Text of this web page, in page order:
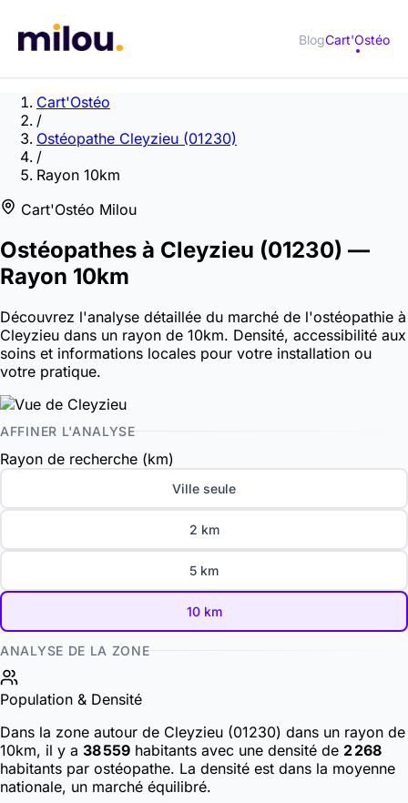
BlogCart'Ostéo
Cart'Ostéo
/
Ostéopathe Cleyzieu (01230)
/
Rayon 10km
Cart'Ostéo Milou
Ostéopathes à Cleyzieu (01230) —
Rayon 10km
Découvrez l'analyse détaillée du marché de l'ostéopathie à
Cleyzieu dans un rayon de 10km. Densité, accessibilité aux
soins et informations locales pour votre installation ou
votre pratique.
AFFINER L'ANALYSE
Rayon de recherche (km)
Ville seule
2 km
5 km
10 km
ANALYSE DE LA ZONE
Population & Densité
Dans la zone autour de Cleyzieu (01230) dans un rayon de
10km, il y a 38 559 habitants avec une densité de 2 268
habitants par ostéopathe. La densité est dans la moyenne
nationale, un marché équilibré.